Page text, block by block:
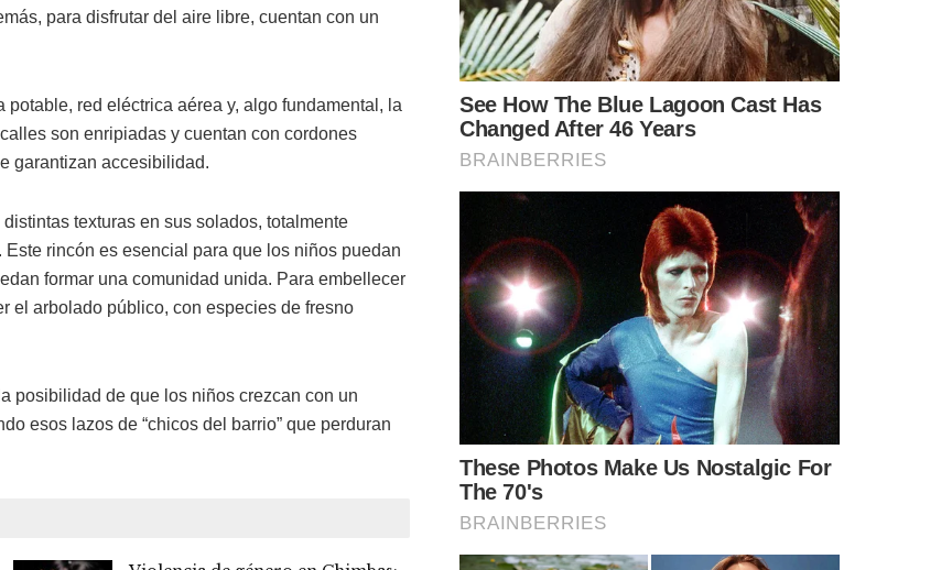
para disfrutar del aire libre, cuentan con un
red eléctrica aérea y, algo fundamental, la
son enripiadas y cuentan con cordones
garantizan accesibilidad.
texturas en sus solados, totalmente
rincón es esencial para que los niños puedan
formar una comunidad unida. Para embellecer
el arbolado público, con especies de fresno
posibilidad de que los niños crezcan con un
esos lazos de “chicos del barrio” que perduran